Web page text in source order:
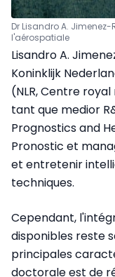
Dr Lisandro A. Jimenez-
l'aérospatiale
Lisandro A.
Koninklijk
(NLR, Centre
tant que medior
Prognostics and
Pronostic et
et entretenir
techniques.
Cependant,
disponibles reste
principales
doctorale est de